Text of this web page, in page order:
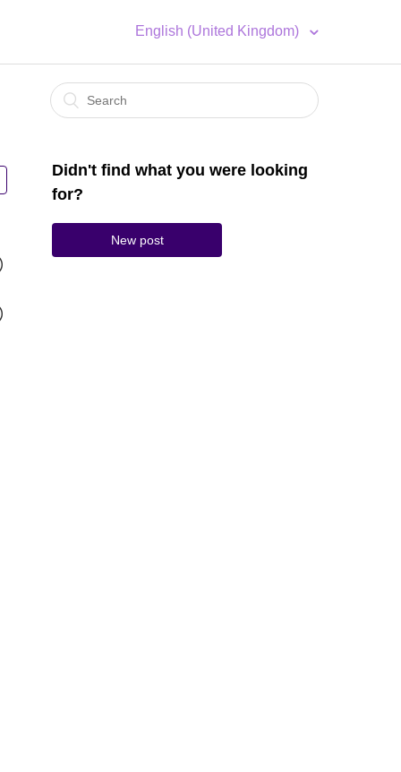
English (United Kingdom)
Didn't find what you were looking
for?
New post